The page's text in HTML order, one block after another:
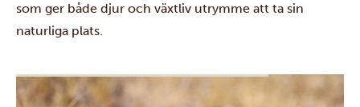
som ger både djur och växtliv utrymme att ta sin
naturliga plats.